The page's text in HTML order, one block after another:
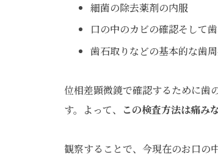
細菌の除去薬剤の内服
口の中のカビの確認そして
歯石取りなどの基本的な歯
位相差顕微鏡で確認するために歯
す。よって、
この検査方法は痛み
観察することで、今現在のお口の